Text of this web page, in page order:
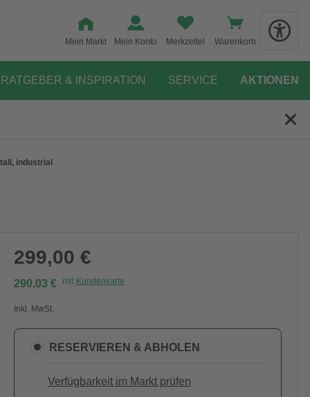
Mein Markt Mein Konto Merkzettel Warenkorb
RATGEBER & INSPIRATION SERVICE AKTIONEN
industrial
299,00 €
290,03 € mit Kundenkarte
Inkl. MwSt.
RESERVIEREN & ABHOLEN
Verfügbarkeit im Markt prüfen